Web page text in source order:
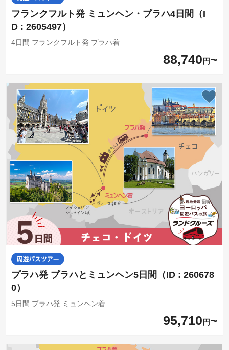
フランクフルト発 ミュンヘン・プラハ4日間（I
D : 2605497）
4日間 フランクフルト発 プラハ着
88,740 円
プラハ発 プラハとミュンヘン5日間（ID : 260678
0）
5日間 プラハ発 ミュンヘン着
95,710 円